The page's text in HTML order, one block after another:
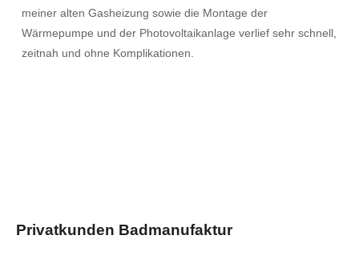
meiner alten Gasheizung sowie die Montage der
Wärmepumpe und der Photovoltaikanlage verlief sehr schnell,
zeitnah und ohne Komplikationen.
Privatkunden Badmanufaktur